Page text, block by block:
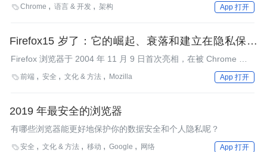
指掌？是否每个网站都积极采取措施尽可能提升网站的安全性？为
Chrome 语言 & 开发 架构 App 打开
Firefox15 岁了：它的崛起、衰落和建立在隐私保护
之上的复兴
Firefox 浏览器于 2004 年 11 月 9 日首次亮相，在被 Chrome 击
败之前，它曾风靡一时。如今，Firefox 正在凭借更好的隐私保护
前端 安全 文化 & 方法 Mozilla App 打开
2019 年最安全的浏览器
有哪些浏览器能更好地保护你的数据安全和个人隐私呢？
安全 文化 & 方法 移动 Google 网络 App 打开